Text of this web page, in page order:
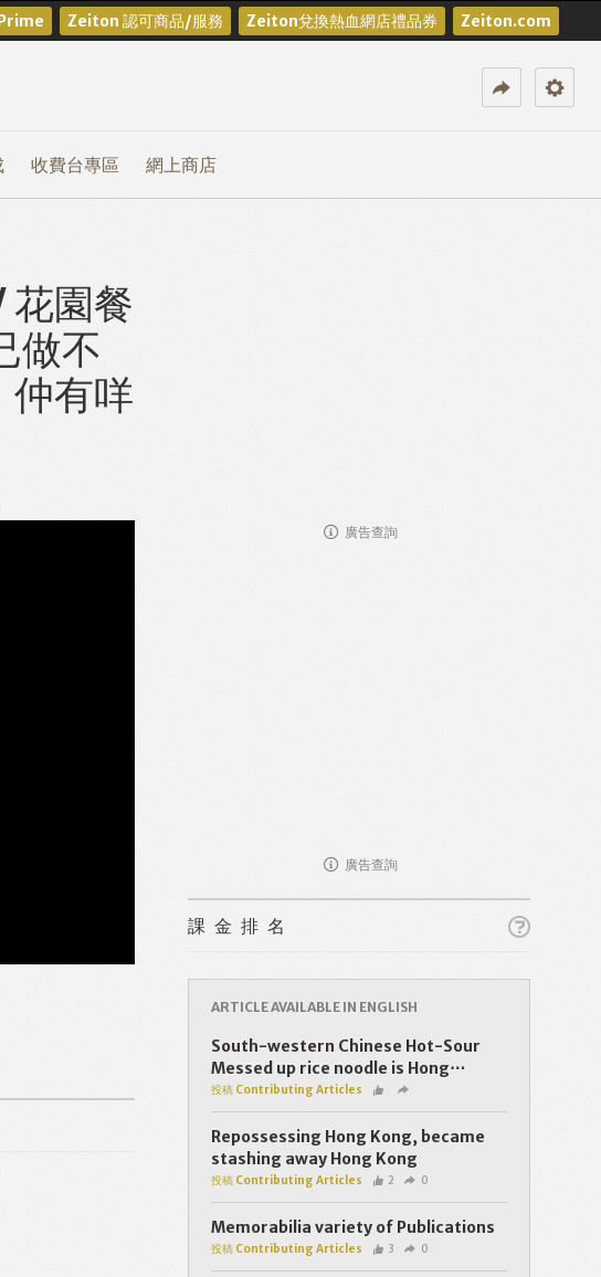
Zeiton 認可商品/服務 Zeiton兌換熱血網店禮品券 Zeiton.com
收費台專區 網上商店
花園餐
做不
仲有咩
廣告查詢
廣告查詢
課金排名
ARTICLE AVAILABLE IN ENGLISH
South-western Chinese Hot-Sour
Messed up rice noodle is Hong⋯
投稿 Contributing Articles
Repossessing Hong Kong, became
stashing away Hong Kong
投稿 Contributing Articles 2 0
Memorabilia variety of Publications
投稿 Contributing Articles 3 0